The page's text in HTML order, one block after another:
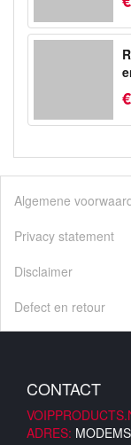
€
Algemene
Privacy statement
Disclaimer
Defect en retour
CONTACT
ADRES: